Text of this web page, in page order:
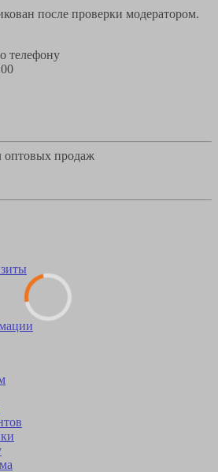
после проверки модератором.
телефону
продаж